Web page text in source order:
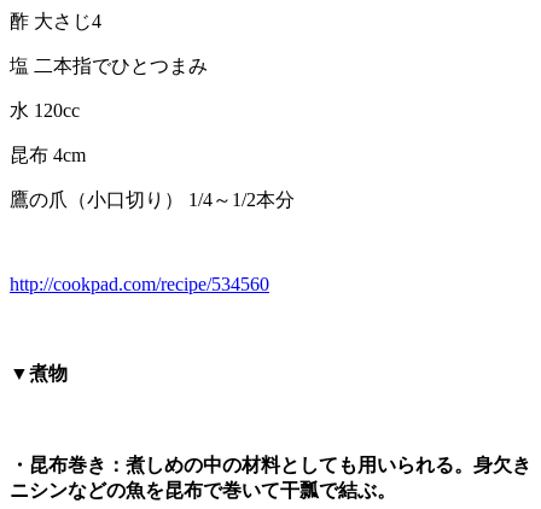
酢 大さじ4
塩 二本指でひとつまみ
水 120cc
昆布 4cm
鷹の爪（小口切り） 1/4～1/2本分
http://cookpad.com/recipe/534560
▼煮物
・昆布巻き：煮しめの中の材料としても用いられる。身欠き
ニシンなどの魚を昆布で巻いて干瓢で結ぶ。